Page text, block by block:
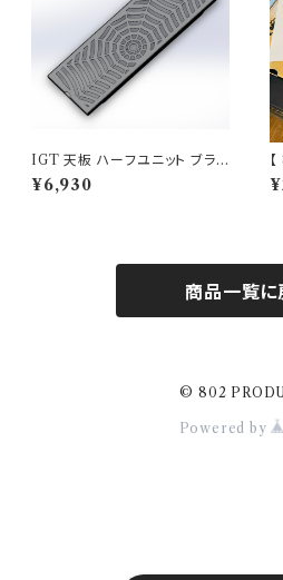
IGT 天板 ハーフユニット ブラッ
クアイアン【 スパイダー 】アイア
ングリルテーブル Snow Peak
¥6,930
商品一覧に
© 802
Powered by